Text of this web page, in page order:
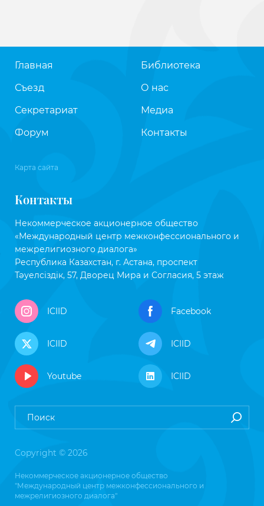
Главная
Съезд
Секретариат
Форум
Библиотека
О нас
Медиа
Контакты
Карта сайта
Контакты
Некоммерческое акционерное общество
«Международный центр межконфессионального и
межрелигиозного диалога»
Республика Казахстан, г. Астана, проспект
Тәуелсіздік, 57, Дворец Мира и Согласия, 5 этаж
ICIID Facebook
ICIID ICIID
Youtube ICIID
Copyright © 2026
Некоммерческое акционерное общество
"Международный центр межконфессионального и
межрелигиозного диалога"